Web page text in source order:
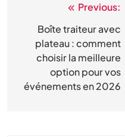
Navigation
l’article
Previous:
Boîte traiteur avec
plateau : comment
choisir la meilleure
option pour vos
événements en 2026